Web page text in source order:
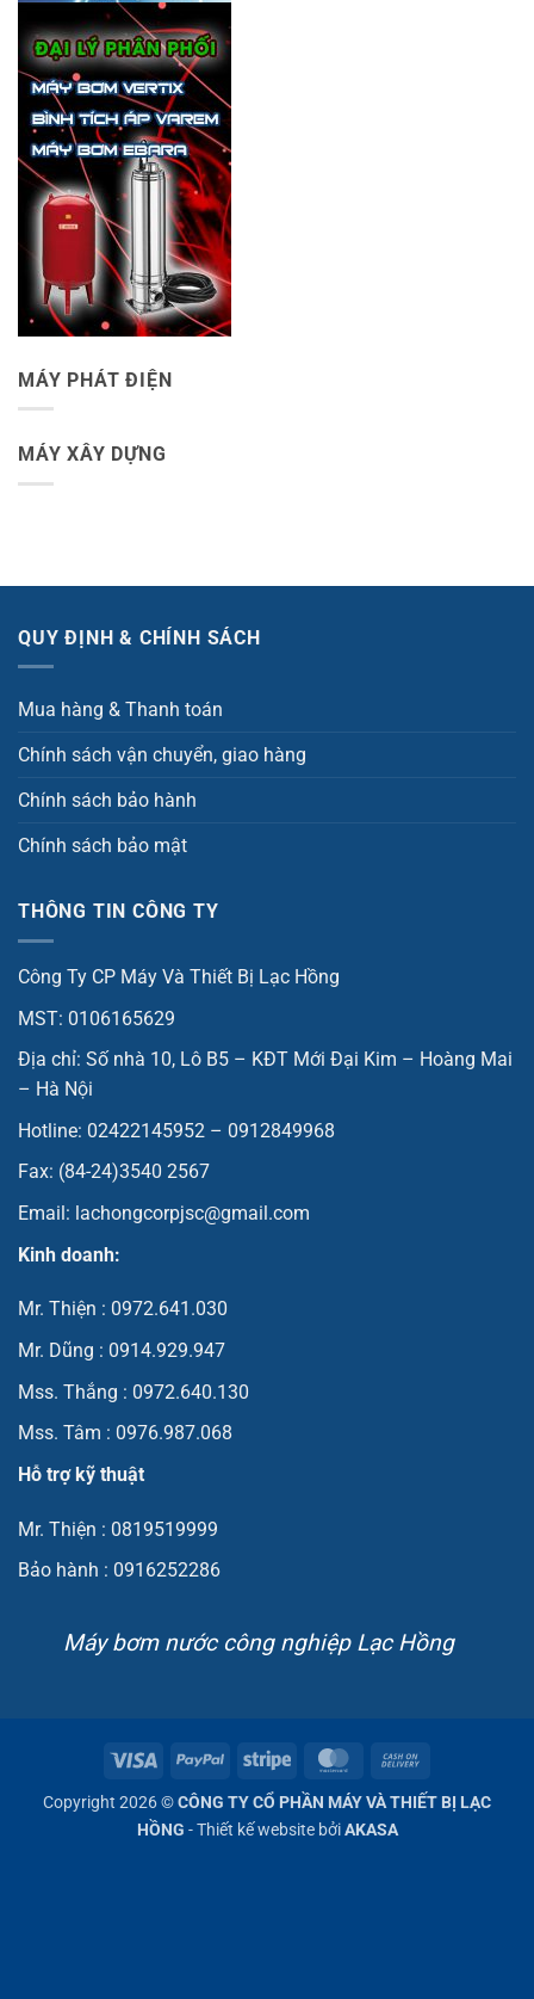
MÁY PHÁT ĐIỆN
MÁY XÂY DỰNG
QUY ĐỊNH & CHÍNH SÁCH
Mua hàng & Thanh toán
Chính sách vận chuyển, giao hàng
Chính sách bảo hành
Chính sách bảo mật
THÔNG TIN CÔNG TY
Công Ty CP Máy Và Thiết Bị Lạc Hồng
MST: 0106165629
Địa chỉ: Số nhà 10, Lô B5 – KĐT Mới Đại Kim – Hoàng Mai
– Hà Nội
Hotline: 02422145952 – 0912849968
Fax: (84-24)3540 2567
Email: lachongcorpjsc@gmail.com
Kinh doanh:
Mr. Thiện : 0972.641.030
Mr. Dũng : 0914.929.947
Mss. Thắng : 0972.640.130
Mss. Tâm : 0976.987.068
Hỗ trợ kỹ thuật
Mr. Thiện : 0819519999
Bảo hành : 0916252286
Máy bơm nước công nghiệp Lạc Hồng
Visa PayPal Stripe MasterCard
On
Delivery
Copyright 2026 ©CÔNG TY CỔ PHẦN MÁY VÀ THIẾT BỊ LẠC
HỒNG - Thiết kế website bởiAKASA